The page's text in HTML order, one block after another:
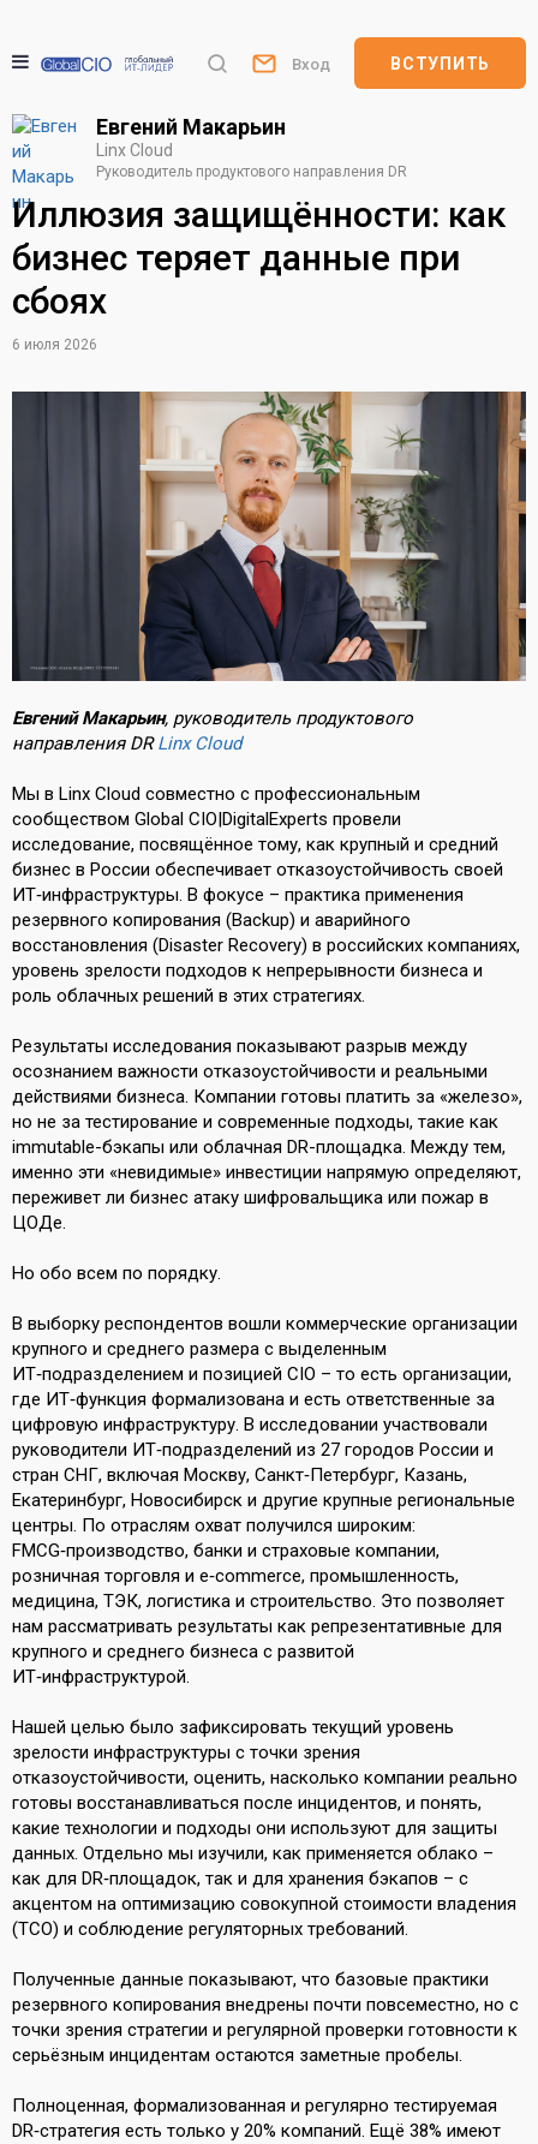
Вход ВСТУПИТЬ
Евгений Макарьин
Linx Cloud
Руководитель продуктового направления DR
Иллюзия защищённости: как
бизнес теряет данные при
сбоях
6 июля 2026
Евгений Макарьин, руководитель продуктового
направления DRLinx Cloud
Мы в Linx Cloud совместно с профессиональным
сообществом Global CIO|DigitalExperts провели
исследование, посвящённое тому, как крупный и средний
бизнес в России обеспечивает отказоустойчивость своей
ИТ‑инфраструктуры. В фокусе – практика применения
резервного копирования (Backup) и аварийного
восстановления (Disaster Recovery) в российских компаниях,
уровень зрелости подходов к непрерывности бизнеса и
роль облачных решений в этих стратегиях.
Результаты исследования показывают разрыв между
осознанием важности отказоустойчивости и реальными
действиями бизнеса. Компании готовы платить за «железо»,
но не за тестирование и современные подходы, такие как
immutable-бэкапы или облачная DR-площадка. Между тем,
именно эти «невидимые» инвестиции напрямую определяют,
переживет ли бизнес атаку шифровальщика или пожар в
ЦОДе.
Но обо всем по порядку.
В выборку респондентов вошли коммерческие организации
крупного и среднего размера с выделенным
ИТ‑подразделением и позицией CIO – то есть организации,
где ИТ‑функция формализована и есть ответственные за
цифровую инфраструктуру. В исследовании участвовали
руководители ИТ‑подразделений из 27 городов России и
стран СНГ, включая Москву, Санкт‑Петербург, Казань,
Екатеринбург, Новосибирск и другие крупные региональные
центры. По отраслям охват получился широким:
FMCG‑производство, банки и страховые компании,
розничная торговля и e‑commerce, промышленность,
медицина, ТЭК, логистика и строительство. Это позволяет
нам рассматривать результаты как репрезентативные для
крупного и среднего бизнеса с развитой
ИТ‑инфраструктурой.
Нашей целью было зафиксировать текущий уровень
зрелости инфраструктуры с точки зрения
отказоустойчивости, оценить, насколько компании реально
готовы восстанавливаться после инцидентов, и понять,
какие технологии и подходы они используют для защиты
данных. Отдельно мы изучили, как применяется облако –
как для DR‑площадок, так и для хранения бэкапов – с
акцентом на оптимизацию совокупной стоимости владения
(TCO) и соблюдение регуляторных требований.
Полученные данные показывают, что базовые практики
резервного копирования внедрены почти повсеместно, но с
точки зрения стратегии и регулярной проверки готовности к
серьёзным инцидентам остаются заметные пробелы.
Полноценная, формализованная и регулярно тестируемая
DR‑стратегия есть только у 20% компаний. Ещё 38% имеют